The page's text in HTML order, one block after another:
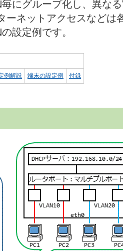
にグループ化し、異な
ーネットアクセスなどは
設定例です。
例解説 端末の設定例 付録